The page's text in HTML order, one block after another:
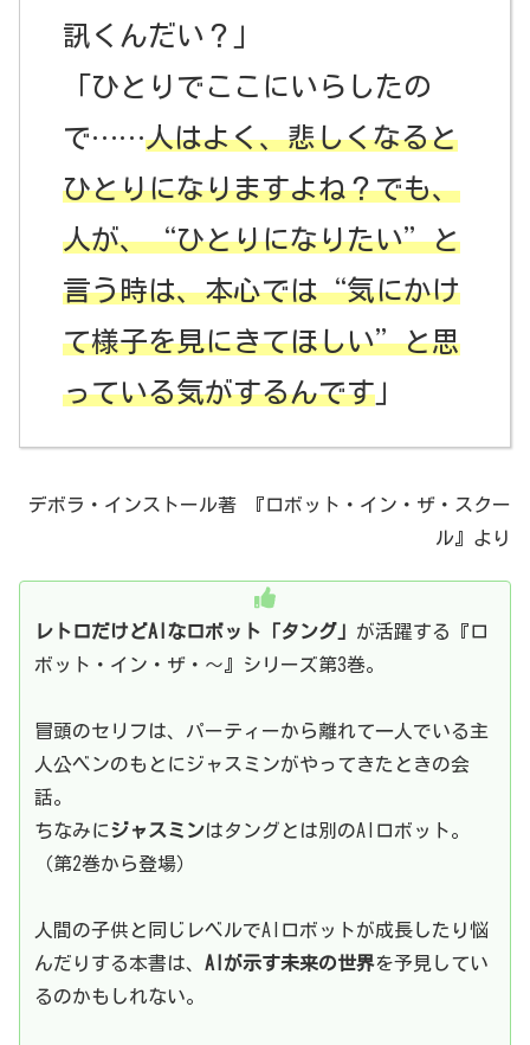
訊くんだい？」
「ひとりでここにいらしたの
で……人はよく、悲しくなると
ひとりになりますよね？でも、
人が、“ひとりになりたい”と
言う時は、本心では“気にかけ
て様子を見にきてほしい”と思
っている気がするんです 」
デボラ・インストール著 『ロボット・イン・ザ・スクー
ル』より
レトロだけどAIなロボット「タング」 が活躍する『ロ
ボット・イン・ザ・～』シリーズ第3巻。
冒頭のセリフは、パーティーから離れて一人でいる主
人公ベンのもとにジャスミンがやってきたときの会
話。
ちなみにジャスミンはタングとは別のAIロボット。
（第2巻から登場）
人間の子供と同じレベルでAIロボットが成長したり悩
んだりする本書は、 AIが示す未来の世界を予見してい
るのかもしれない。